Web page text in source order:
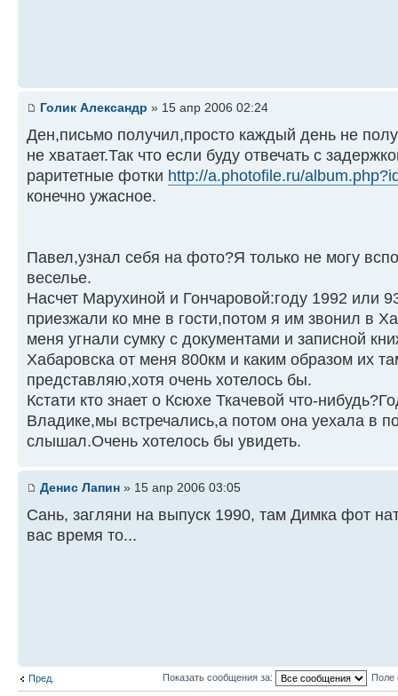
Голик Александр » 15 апр 2006 02:24
Ден,письмо получил,просто каждый день не
не хватает.Так что если буду отвечать с
раритетные фотки http://a.photofile.ru/
конечно ужасное.
Павел,узнал себя на фото?Я только не могу
веселье.
Насчет Марухиной и Гончаровой:году 1992 или
приезжали ко мне в гости,потом я им звонил в
меня угнали сумку с документами и записной
Хабаровска от меня 800км и каким образом их
представляю,хотя очень хотелось бы.
Кстати кто знает о Ксюхе Ткачевой что-
Владике,мы встречались,а потом она уехала в
слышал.Очень хотелось бы увидеть.
Денис Лапин » 15 апр 2006 03:05
Сань, загляни на выпуск 1990, там Димка фот
вас время то...
Пред. Показать сообщения за: Поле